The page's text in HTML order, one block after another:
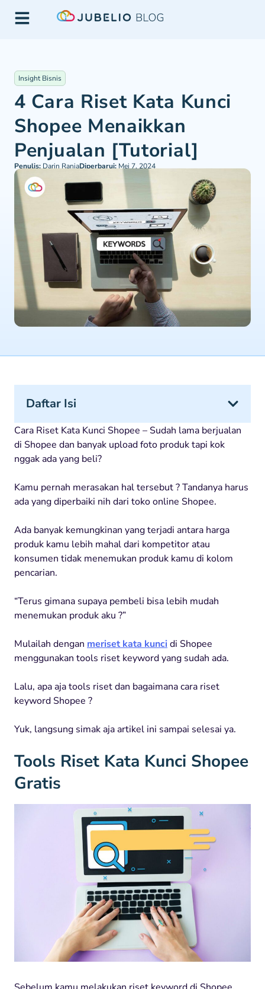
Insight Bisnis
4 Cara Riset Kata Kunci
Shopee Menaikkan
Penjualan [Tutorial]
Penulis: Darin RaniaDiperbarui: Mei 7, 2024
Cara Riset Kata Kunci Shopee – Sudah lama berjualan
di Shopee dan banyak upload foto produk tapi kok
nggak ada yang beli?
Kamu pernah merasakan hal tersebut ? Tandanya harus
ada yang diperbaiki nih dari toko online Shopee.
Ada banyak kemungkinan yang terjadi antara harga
produk kamu lebih mahal dari kompetitor atau
konsumen tidak menemukan produk kamu di kolom
pencarian.
“Terus gimana supaya pembeli bisa lebih mudah
menemukan produk aku ?”
Mulailah dengan meriset kata kuncidi Shopee
menggunakan tools riset keyword yang sudah ada.
Lalu, apa aja tools riset dan bagaimana cara riset
keyword Shopee ?
Yuk, langsung simak aja artikel ini sampai selesai ya.
Tools Riset Kata Kunci Shopee
Gratis
Daftar Isi